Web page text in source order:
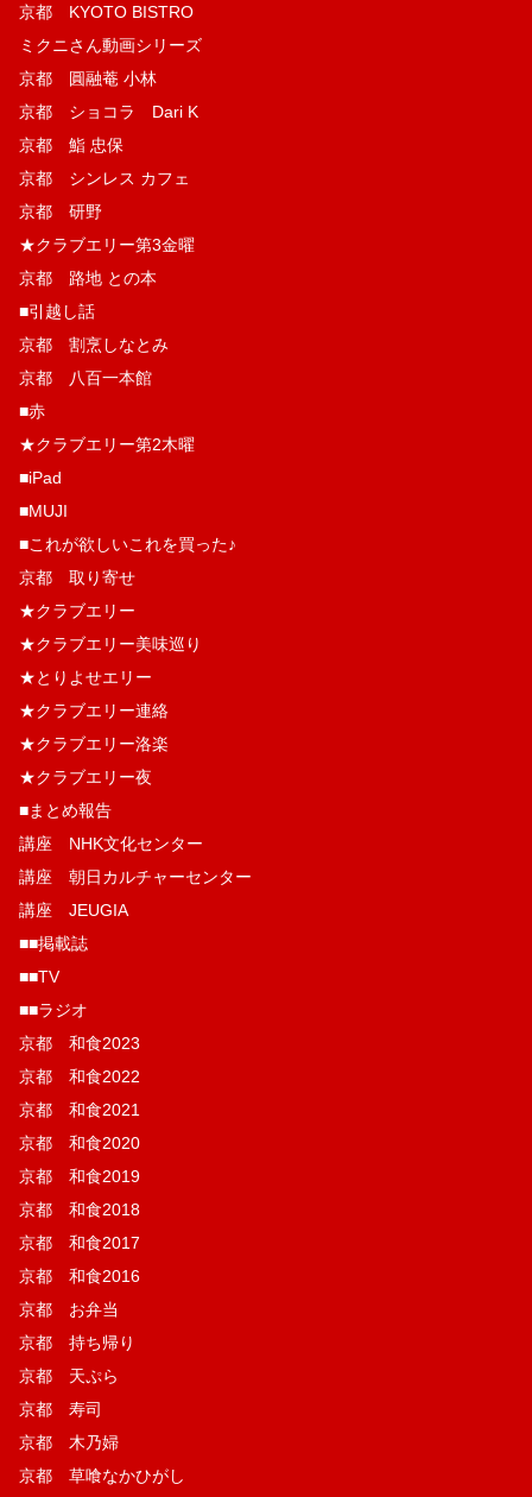
京都 KYOTO BISTRO
ミクニさん動画シリーズ
京都 圓融菴 小林
京都 ショコラ Dari K
京都 鮨 忠保
京都 シンレス カフェ
京都 研野
★クラブエリー第3金曜
京都 路地 との本
■引越し話
京都 割烹しなとみ
京都 八百一本館
■赤
★クラブエリー第2木曜
■iPad
■MUJI
■これが欲しいこれを買った♪
京都 取り寄せ
★クラブエリー
★クラブエリー美味巡り
★とりよせエリー
★クラブエリー連絡
★クラブエリー洛楽
★クラブエリー夜
■まとめ報告
講座 NHK文化センター
講座 朝日カルチャーセンター
講座 JEUGIA
■■掲載誌
■■TV
■■ラジオ
京都 和食2023
京都 和食2022
京都 和食2021
京都 和食2020
京都 和食2019
京都 和食2018
京都 和食2017
京都 和食2016
京都 お弁当
京都 持ち帰り
京都 天ぷら
京都 寿司
京都 木乃婦
京都 草喰なかひがし